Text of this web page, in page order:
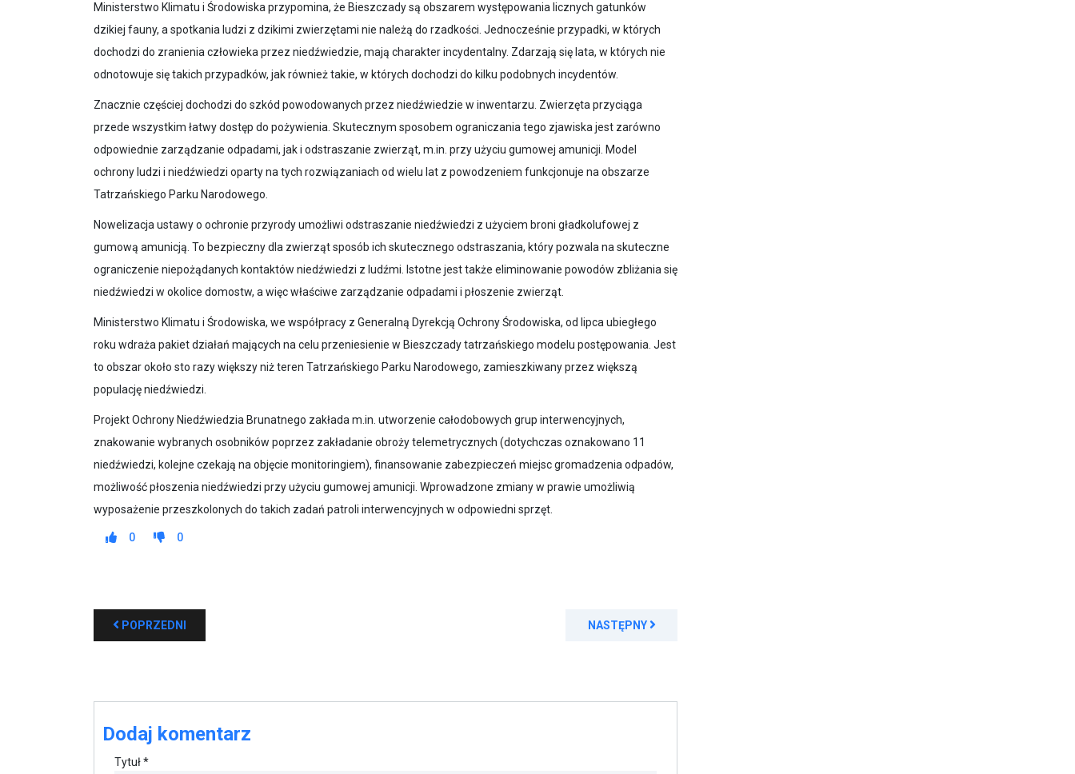
Ministerstwo Klimatu i Środowiska przypomina, że Bieszczady są obszarem występowania licznych gatunków
dzikiej fauny, a spotkania ludzi z dzikimi zwierzętami nie należą do rzadkości. Jednocześnie przypadki, w których
dochodzi do zranienia człowieka przez niedźwiedzie, mają charakter incydentalny. Zdarzają się lata, w których nie
odnotowuje się takich przypadków, jak również takie, w których dochodzi do kilku podobnych incydentów.
Znacznie częściej dochodzi do szkód powodowanych przez niedźwiedzie w inwentarzu. Zwierzęta przyciąga
przede wszystkim łatwy dostęp do pożywienia. Skutecznym sposobem ograniczania tego zjawiska jest zarówno
odpowiednie zarządzanie odpadami, jak i odstraszanie zwierząt, m.in. przy użyciu gumowej amunicji. Model
ochrony ludzi i niedźwiedzi oparty na tych rozwiązaniach od wielu lat z powodzeniem funkcjonuje na obszarze
Tatrzańskiego Parku Narodowego.
Nowelizacja ustawy o ochronie przyrody umożliwi odstraszanie niedźwiedzi z użyciem broni gładkolufowej z
gumową amunicją. To bezpieczny dla zwierząt sposób ich skutecznego odstraszania, który pozwala na skuteczne
ograniczenie niepożądanych kontaktów niedźwiedzi z ludźmi. Istotne jest także eliminowanie powodów zbliżania się
niedźwiedzi w okolice domostw, a więc właściwe zarządzanie odpadami i płoszenie zwierząt.
Ministerstwo Klimatu i Środowiska, we współpracy z Generalną Dyrekcją Ochrony Środowiska, od lipca ubiegłego
roku wdraża pakiet działań mających na celu przeniesienie w Bieszczady tatrzańskiego modelu postępowania. Jest
to obszar około sto razy większy niż teren Tatrzańskiego Parku Narodowego, zamieszkiwany przez większą
populację niedźwiedzi.
Projekt Ochrony Niedźwiedzia Brunatnego zakłada m.in. utworzenie całodobowych grup interwencyjnych,
znakowanie wybranych osobników poprzez zakładanie obroży telemetrycznych (dotychczas oznakowano 11
niedźwiedzi, kolejne czekają na objęcie monitoringiem), finansowanie zabezpieczeń miejsc gromadzenia odpadów,
możliwość płoszenia niedźwiedzi przy użyciu gumowej amunicji. Wprowadzone zmiany w prawie umożliwią
wyposażenie przeszkolonych do takich zadań patroli interwencyjnych w odpowiedni sprzęt.
0 0
POPRZEDNI NASTĘPNY
Dodaj komentarz
Tytuł *